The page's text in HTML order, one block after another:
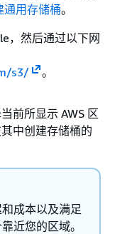
通用存储桶。
，然后通过以下网
s3/
。
前所显示 AWS 区
中创建存储桶的
成本以及满足
近您的区域。